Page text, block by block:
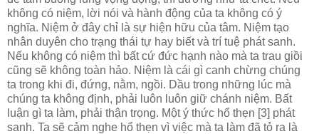
không có niệm, lời nói và hành động của ta không có ý
nghĩa. Niệm ở đây chỉ là sự hiện hữu của tâm. Niệm tạo
nhân duyên cho trạng thái tự hay biết và trí tuệ phát sanh.
Nếu không có niệm thì bất cứ đức hạnh nào mà ta trau giồi
cũng sẽ không toàn hảo. Niệm là cái gì canh chừng chúng
ta trong khi đi, đứng, nằm, ngồi. Dầu trong những lúc mà
chúng ta không định, phải luôn luôn giữ chánh niệm. Bất
luận gì ta làm, phải thận trọng. Một ý thức hổ thẹn [3] phát
sanh. Ta sẽ cảm nghe hổ thẹn vì việc mà ta làm đã tỏ ra là